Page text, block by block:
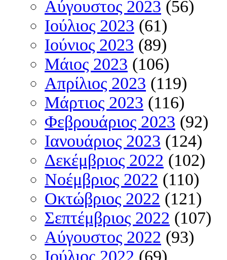
Αύγουστος 2023 (56)
Ιούλιος 2023 (61)
Ιούνιος 2023 (89)
Μάιος 2023 (106)
Απρίλιος 2023 (119)
Μάρτιος 2023 (116)
Φεβρουάριος 2023 (92)
Ιανουάριος 2023 (124)
Δεκέμβριος 2022 (102)
Νοέμβριος 2022 (110)
Οκτώβριος 2022 (121)
Σεπτέμβριος 2022 (107)
Αύγουστος 2022 (93)